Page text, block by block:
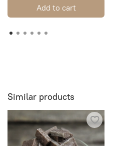
Add to cart
Similar products